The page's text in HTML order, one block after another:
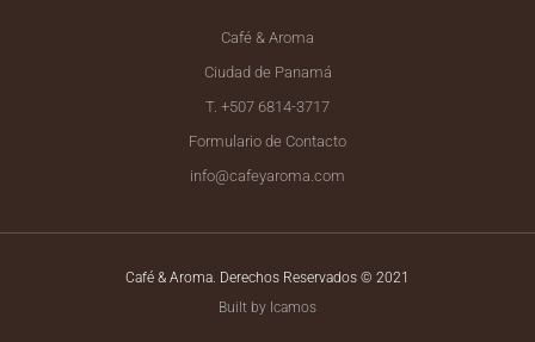
Café & Aroma
Ciudad de Panamá
T. +507 6814-3717
Formulario de Contacto
info@cafeyaroma.com
Café & Aroma. Derechos Reservados © 2021
Built by Icamos